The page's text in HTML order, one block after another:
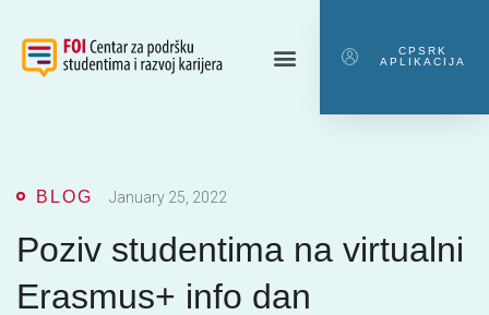
CPSRK
APLIKACIJA
BLOG January 25, 2022
Poziv studentima na virtualni
Erasmus+ info dan